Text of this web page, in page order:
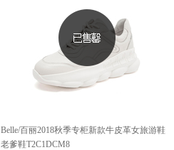
Belle/百丽2018秋季专柜新款牛皮革女旅游鞋
老爹鞋T2C1DCM8